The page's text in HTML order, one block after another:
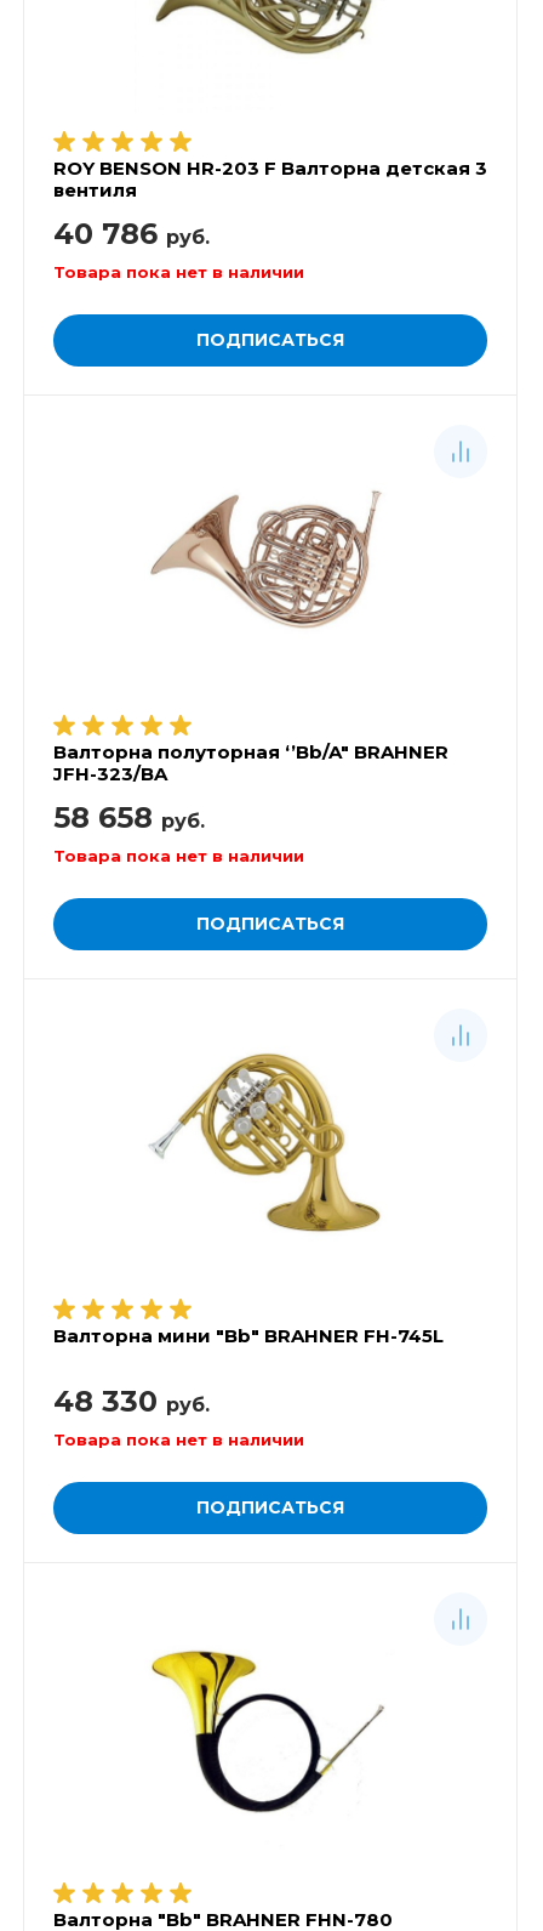
ROY BENSON HR-203 F Валторна детская 3
вентиля
40 786 руб.
Товара пока нет в наличии
ПОДПИСАТЬСЯ
Валторна полуторная ‘’Bb/A" BRAHNER
JFH-323/BA
58 658 руб.
Товара пока нет в наличии
ПОДПИСАТЬСЯ
Валторна мини "Bb" BRAHNER FH-745L
48 330 руб.
Товара пока нет в наличии
ПОДПИСАТЬСЯ
Валторна "Bb" BRAHNER FHN-780